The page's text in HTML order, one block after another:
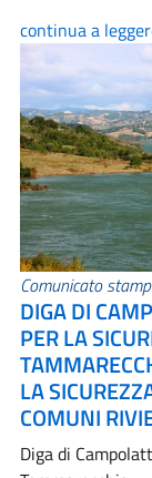
continua a
Comunicato
DIGA DI
PER LA
LA
COMUNI
Diga di